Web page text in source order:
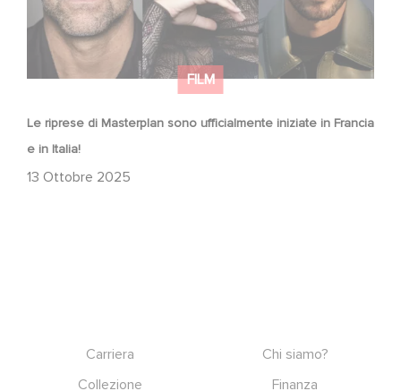
FILM
Le riprese di Masterplan sono ufficialmente iniziate in Francia
e in Italia!
13 Ottobre 2025
Carriera
Chi siamo?
Collezione
Finanza